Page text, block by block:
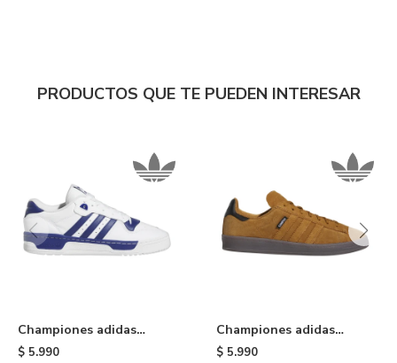
PRODUCTOS QUE TE PUEDEN INTERESAR
Championes adidas
Rivalry Low - Blue/white
$ 5.990
Championes adidas
Campus ADV - Brown
$ 5.990